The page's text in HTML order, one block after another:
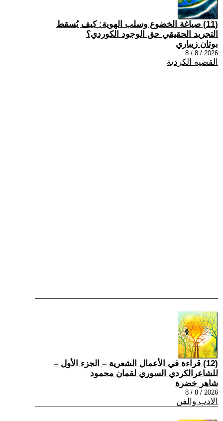
(11) صياغة الخضوع وسلب الهوية: كيف يُسقط
التجريد الحقيقي حق الوجود الكوردي؟
بوتان زيباري
2026 / 8 / 8
القضية الكردية
(12) قراءة في الأعمال الشعرية – الجزء الأول –
للشاعرالكردي السوري لقمان محمود
شاهر خضرة
2026 / 8 / 8
الادب والفن